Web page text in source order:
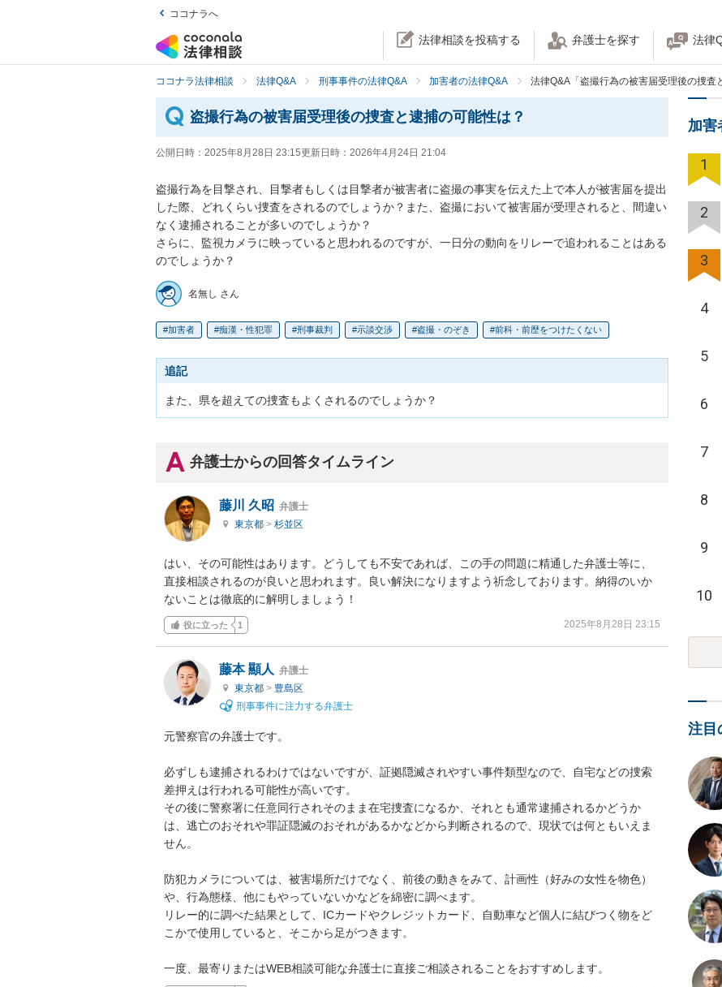
ココナラへ
法律相談を投稿する 弁護士を探す 法律
ココナラ法律相談 法律Q&A 刑事事件の法律Q&A 加害者の法律Q&A 法律Q&A「盗撮行為の被害届受理後の捜査
盗撮行為の被害届受理後の捜査と逮捕の可能性は？
公開日時： 2025年8月28日 23:15更新日時： 2026年4月24日 21:04
盗撮行為を目撃され、目撃者もしくは目撃者が被害者に盗撮の事実を伝えた上で本人が被害届を提出
した際、どれくらい捜査をされるのでしょうか？また、盗撮において被害届が受理されると、間違い
なく逮捕されることが多いのでしょうか？
さらに、監視カメラに映っていると思われるのですが、一日分の動向をリレーで追われることはある
のでしょうか？
名無し さん
加害者 痴漢・性犯罪 刑事裁判 示談交渉 盗撮・のぞき 前科・前歴をつけたくない
追記
また、県を超えての捜査もよくされるのでしょうか？
弁護士からの回答タイムライン
藤川 久昭 弁護士
東京都 > 杉並区
はい、その可能性はあります。どうしても不安であれば、この手の問題に精通した弁護士等に、
直接相談されるのが良いと思われます。良い解決になりますよう祈念しております。納得のいか
ないことは徹底的に解明しましょう！
役に立った 1 2025年8月28日 23:15
藤本 顯人 弁護士
東京都 > 豊島区
刑事事件に注力する弁護士
元警察官の弁護士です。
必ずしも逮捕されるわけではないですが、証拠隠滅されやすい事件類型なので、自宅などの捜索
差押えは行われる可能性が高いです。
その後に警察署に任意同行されそのまま在宅捜査になるか、それとも通常逮捕されるかどうか
は、逃亡のおそれや罪証隠滅のおそれがあるかなどから判断されるので、現状では何ともいえま
せん。
防犯カメラについては、被害場所だけでなく、前後の動きをみて、計画性（好みの女性を物色）
や、行為態様、他にもやっていないかなどを綿密に調べます。
リレー的に調べた結果として、ICカードやクレジットカード、自動車など個人に結びつく物をど
こかで使用していると、そこから足がつきます。
一度、最寄りまたはWEB相談可能な弁護士に直接ご相談されることをおすすめします。
加害
1
2
3
4
5
6
7
8
9
10
注目